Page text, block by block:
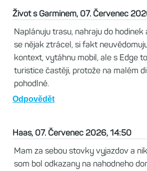
Život s Garminem, 07. Červenec
Naplánuju trasu, nahraju do
se nějak ztrácel, si fakt
kontext, vytáhnu mobil, ale s Edge
turistice častěji, protože na malém
pohodlné.
Odpovědět
Haas, 07. Červenec 2026, 14:50
Mam za sebou stovky vyjazdov a
som bol odkazany na nahodneho